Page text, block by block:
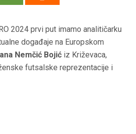
2024 prvi put imamo analitičarku
događaje na Europskom
Nemčić Bojić iz Križevaca,
futsalske reprezentacije i